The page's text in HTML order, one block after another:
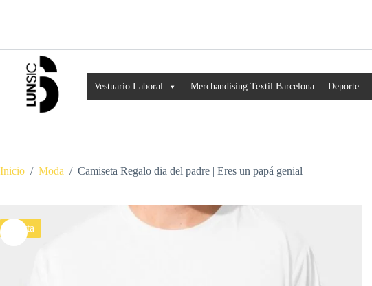
Vestuario Laboral Merchandising Textil Barcelona Deporte
Inicio / Moda / Camiseta Regalo dia del padre | Eres un papá genial
Oferta